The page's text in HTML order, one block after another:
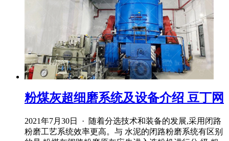
粉煤灰超细磨系统及设备介绍 豆丁网
2021年7月30日 · 随着分选技术和装备的发展,采用闭路
粉磨工艺系统效率更高。与 水泥的闭路粉磨系统有区别